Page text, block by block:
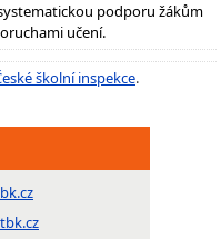
podporu žákům
učení.
školní inspekce.